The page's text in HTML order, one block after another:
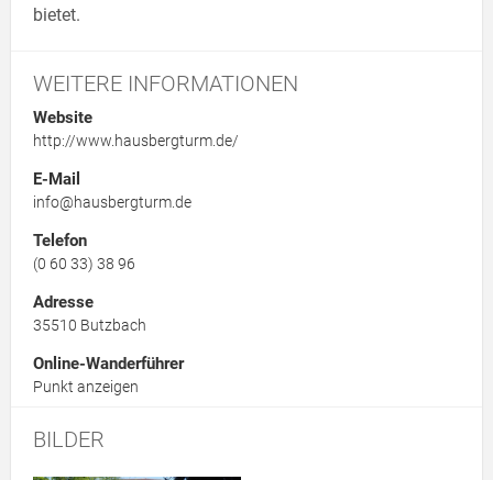
bietet.
WEITERE INFORMATIONEN
Website
http://www.hausbergturm.de/
E-Mail
info@hausbergturm.de
Telefon
(0 60 33) 38 96
Adresse
35510 Butzbach
Online-Wanderführer
Punkt anzeigen
BILDER